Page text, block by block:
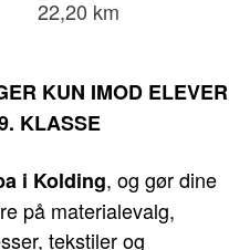
22,20 km
KUN IMOD ELEVER
KLASSE
i Kolding, og gør dine
på materialevalg,
tekstiler og